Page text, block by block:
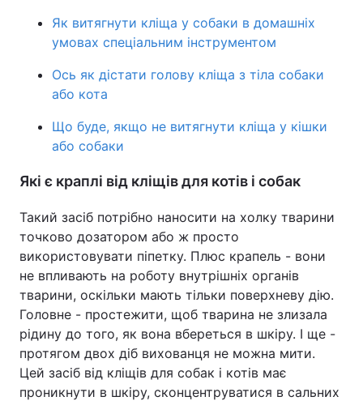
Як витягнути кліща у собаки в домашніх
умовах спеціальним інструментом
Ось як дістати голову кліща з тіла собаки
або кота
Що буде, якщо не витягнути кліща у кішки
або собаки
Які є краплі від кліщів для котів і собак
Такий засіб потрібно наносити на холку тварини
точково дозатором або ж просто
використовувати піпетку. Плюс крапель - вони
не впливають на роботу внутрішніх органів
тварини, оскільки мають тільки поверхневу дію.
Головне - простежити, щоб тварина не злизала
рідину до того, як вона вбереться в шкіру. І ще -
протягом двох діб вихованця не можна мити.
Цей засіб від кліщів для собак і котів має
проникнути в шкіру, сконцентруватися в сальних